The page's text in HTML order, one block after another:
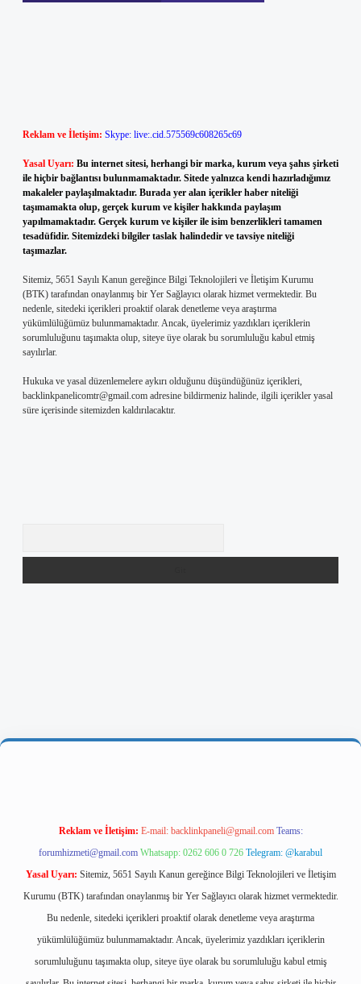
Reklam ve İletişim: Skype: live:.cid.575569c608265c69
Yasal Uyarı: Bu internet sitesi, herhangi bir marka, kurum veya şahıs şirketi
ile hiçbir bağlantısı bulunmamaktadır. Sitede yalnızca kendi hazırladığımız
makaleler paylaşılmaktadır. Burada yer alan içerikler haber niteliği
taşımamakta olup, gerçek kurum ve kişiler hakkında paylaşım
yapılmamaktadır. Gerçek kurum ve kişiler ile isim benzerlikleri tamamen
tesadüfidir. Sitemizdeki bilgiler taslak halindedir ve tavsiye niteliği
taşımazlar.
Sitemiz, 5651 Sayılı Kanun gereğince Bilgi Teknolojileri ve İletişim Kurumu
(BTK) tarafından onaylanmış bir Yer Sağlayıcı olarak hizmet vermektedir. Bu
nedenle, sitedeki içerikleri proaktif olarak denetleme veya araştırma
yükümlülüğümüz bulunmamaktadır. Ancak, üyelerimiz yazdıkları içeriklerin
sorumluluğunu taşımakta olup, siteye üye olarak bu sorumluluğu kabul etmiş
sayılırlar.
Hukuka ve yasal düzenlemelere aykırı olduğunu düşündüğünüz içerikleri,
backlinkpanelicomtr@gmail.com adresine bildirmeniz halinde, ilgili içerikler yasal
süre içerisinde sitemizden kaldırılacaktır.
betexper yeni giriş
Reklam ve İletişim: E-mail: backlinkpaneli@gmail.com Teams:
forumhizmeti@gmail.com Whatsapp: 0262 606 0 726 Telegram: @karabul
Yasal Uyarı: Sitemiz, 5651 Sayılı Kanun gereğince Bilgi Teknolojileri ve İletişim
Kurumu (BTK) tarafından onaylanmış bir Yer Sağlayıcı olarak hizmet vermektedir.
Bu nedenle, sitedeki içerikleri proaktif olarak denetleme veya araştırma
yükümlülüğümüz bulunmamaktadır. Ancak, üyelerimiz yazdıkları içeriklerin
sorumluluğunu taşımakta olup, siteye üye olarak bu sorumluluğu kabul etmiş